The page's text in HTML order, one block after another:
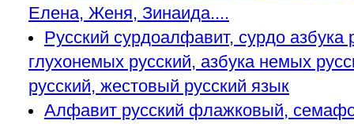
Елена, Женя, Зинаида....
Русский сурдоалфавит, сурдо азбука
глухонемых русский, азбука немых
русский, жестовый русский язык
Алфавит русский флажковый,